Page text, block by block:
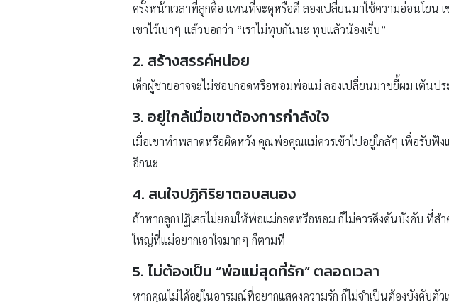
ครั้งหน้าเวลาที่ลูกดื้อ แทนที่จะดุหรือตี ลองเปลี่ยนมาใช้ความอ่อนโยน
เขาไว้เบาๆ แล้วบอกว่า “เราไม่ทุบกันนะ ทุบแล้วน้องเจ็บ”
2. สร้างสรรค์หน่อย
เด็กผู้ชายอาจจะไม่ชอบกอดหรือหอมพ่อแม่ ลองเปลี่ยนมาขยี้ผม เต้น
3. อยู่ใกล้เมื่อเขาต้องการกำลังใจ
เมื่อเขาทำพลาดหรือผิดหวัง คุณพ่อคุณแม่ควรเข้าไปอยู่ใกล้ๆ เพื่อรับฟังแ
อีกนะ
4. สนใจปฏิกิริยาตอบสนอง
ถ้าหากลูกปฏิเสธไม่ยอมให้พ่อแม่กอดหรือหอม ก็ไม่ควรดึงดันบังคับ ที่
ใหญ่ที่แม่อยากเอาใจมากๆ ก็ตามที
5. ไม่ต้องเป็น “พ่อแม่สุดที่รัก” ตลอดเวลา
หากคุณไม่ได้อยู่ในอารมณ์ที่อยากแสดงความรัก ก็ไม่จำเป็นต้องบังคับตัว